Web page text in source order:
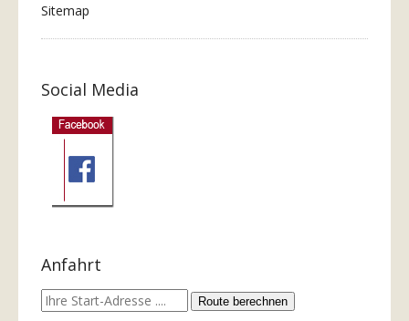
Sitemap
Social Media
Anfahrt